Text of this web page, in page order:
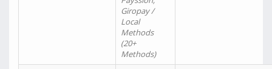
Giropay /
Local
Methods
(20+
Methods)